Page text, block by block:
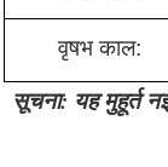
वृषभ काल:
सूचना: यह मुहूर्त